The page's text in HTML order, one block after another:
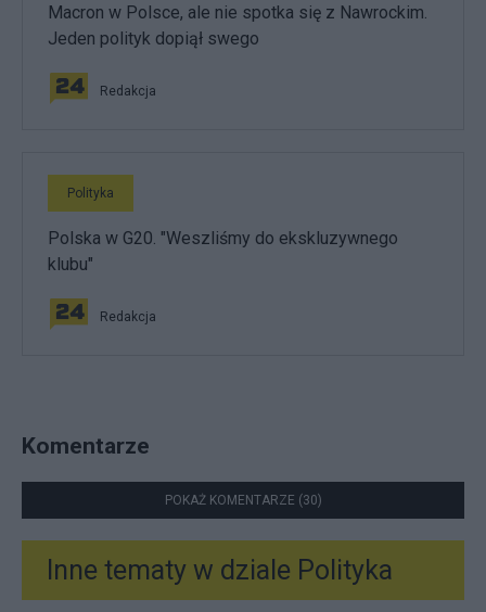
Macron w Polsce, ale nie spotka się z Nawrockim.
Jeden polityk dopiął swego
Redakcja
Polityka
Polska w G20. "Weszliśmy do ekskluzywnego
klubu"
Redakcja
Komentarze
POKAŻ KOMENTARZE (30)
Inne tematy w dziale Polityka